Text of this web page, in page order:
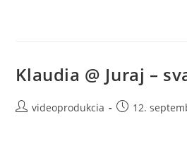
Klaudia @ Juraj –
videoprodukcia 12.